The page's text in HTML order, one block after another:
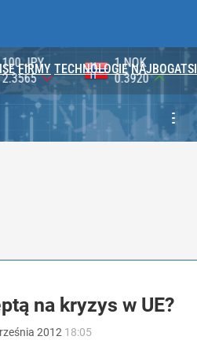
FIRMY TECHNOLOGIE NAJBOGATSI
1 NOK
0.3920
1 DKK
0.5753
na kryzys w UE?
2012 18:05